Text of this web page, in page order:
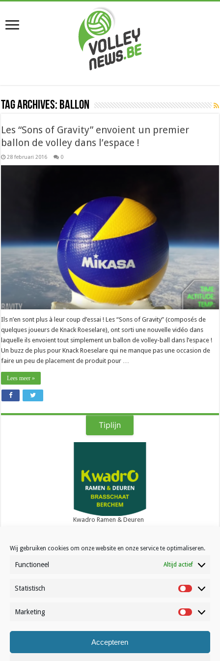
Wij gebruiken cookies om onze website en onze service te optimaliseren.
Functioneel Altijd actief
Statistisch Statistisch
Marketing
Accepteren
Tag Archives: ballon
Les “Sons of Gravity” envoient un premier
ballon de volley dans l’espace !
28 februari 2016 0
Ils n’en sont plus à leur coup d’essai ! Les “Sons of Gravity” (composés de
quelques joueurs de Knack Roeselare), ont sorti une nouvelle vidéo dans
laquelle ils envoient tout simplement un ballon de volley-ball dans l’espace !
Un buzz de plus pour Knack Roeselare qui ne manque pas une occasion de
faire un peu de placement de produit pour …
Lees meer »
Tiplijn
Kwadro Ramen & Deuren
Contact
© Volleynews.be2026